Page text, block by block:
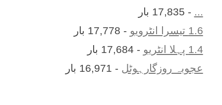
... - 17,835 بار
1.6 تیسرا انٹرویو
- 17,778 بار
1.4 پہلا انٹریو
- 17,684 بار
عجوبہ روزگارہوٹل - 16,971 بار